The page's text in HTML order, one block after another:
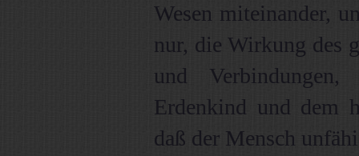
Wesen miteinander,
nur, die Wirkung des
und
Erdenkind und dem
daß der Mensch